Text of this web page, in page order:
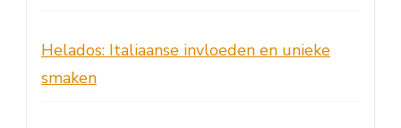
Helados: Italiaanse invloeden en unieke
smaken